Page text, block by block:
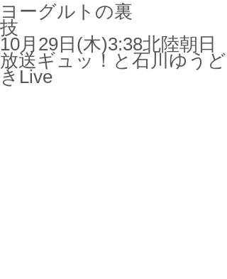
ヨーグルトの裏
技
10月29日(木)3:38北陸朝日
放送ギュッ！と石川ゆうど
きLive